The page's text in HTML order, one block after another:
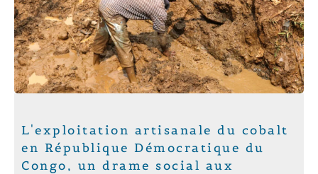
L'exploitation artisanale du cobalt
en République Démocratique du
Congo, un drame social aux